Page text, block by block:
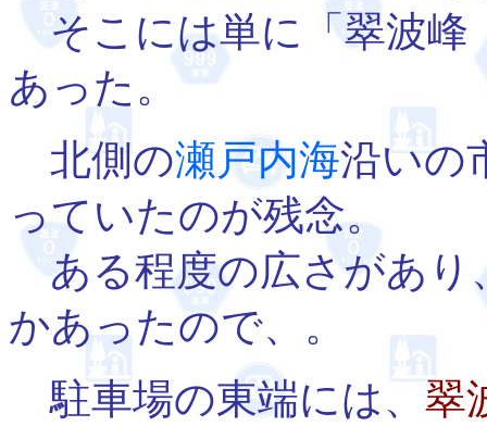
そこには単に「翠波峰
あった。
北側の瀬戸内海沿いの
っていたのが残念。
ある程度の広さがあり
かあったので、。
駐車場の東端には、 翠